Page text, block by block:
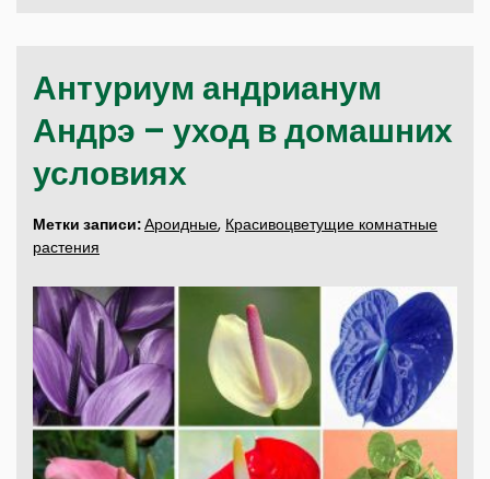
Антуриум андрианум
Андрэ – уход в домашних
условиях
Метки записи:Ароидные, Красивоцветущие комнатные
растения